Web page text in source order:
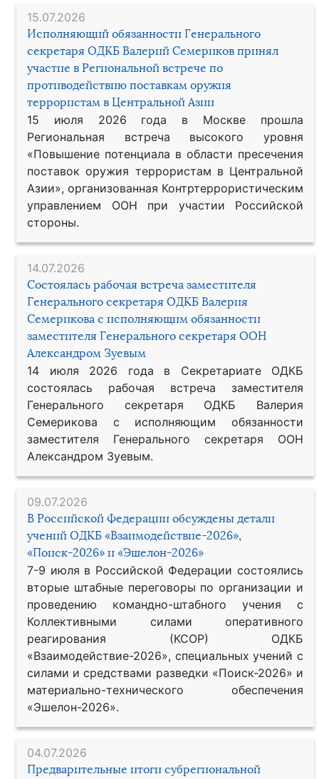
15.07.2026
Исполняющий обязанности Генерального
секретаря ОДКБ Валерий Семериков принял
участие в Региональной встрече по
противодействию поставкам оружия
террористам в Центральной Азии
15 июля 2026 года в Москве прошла
Региональная встреча высокого уровня
«Повышение потенциала в области пресечения
поставок оружия террористам в Центральной
Азии», организованная Контртеррористическим
управлением ООН при участии Российской
стороны.
14.07.2026
Состоялась рабочая встреча заместителя
Генерального секретаря ОДКБ Валерия
Семерикова с исполняющим обязанности
заместителя Генерального секретаря ООН
Александром Зуевым
14 июля 2026 года в Секретариате ОДКБ
состоялась рабочая встреча заместителя
Генерального секретаря ОДКБ Валерия
Семерикова с исполняющим обязанности
заместителя Генерального секретаря ООН
Александром Зуевым.
09.07.2026
В Российской Федерации обсуждены детали
учений ОДКБ «Взаимодействие-2026»,
«Поиск-2026» и «Эшелон-2026»
7-9 июля в Российской Федерации состоялись
вторые штабные переговоры по организации и
проведению командно-штабного учения с
Коллективными силами оперативного
реагирования (КСОР) ОДКБ
«Взаимодействие-2026», специальных учений с
силами и средствами разведки «Поиск-2026» и
материально-технического обеспечения
«Эшелон-2026».
04.07.2026
Предварительные итоги субрегиональной